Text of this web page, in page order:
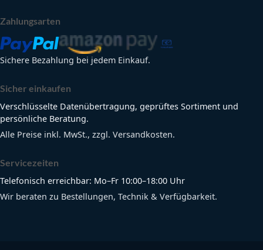
Zahlungsarten
Sichere Bezahlung bei jedem Einkauf.
Sicher einkaufen
Verschlüsselte Datenübertragung, geprüftes Sortiment und
persönliche Beratung.
Alle Preise inkl. MwSt., zzgl. Versandkosten.
Servicezeiten
Telefonisch erreichbar: Mo–Fr 10:00–18:00 Uhr
Wir beraten zu Bestellungen, Technik & Verfügbarkeit.